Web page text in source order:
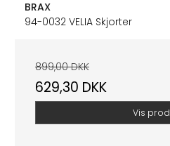
BRAX
94-0032 VELIA Skjorter
899,00 DKK
629,30 DKK
Vis